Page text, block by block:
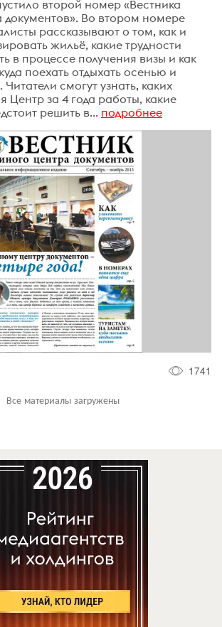
второй номер «Вестника
документов». Во втором номере
рассказывают о том, как и
жильё, какие трудности
в процессе получения визы и как
поехать отдыхать осенью и
смогут узнать, каких
Центр за 4 года работы, какие
решить в... подробнее
1741
Все материалы загружены